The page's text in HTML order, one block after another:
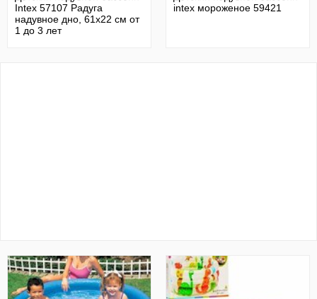
Intex 57107 Радуга
надувное дно, 61х22 см от
1 до 3 лет
intex мороженое 59421